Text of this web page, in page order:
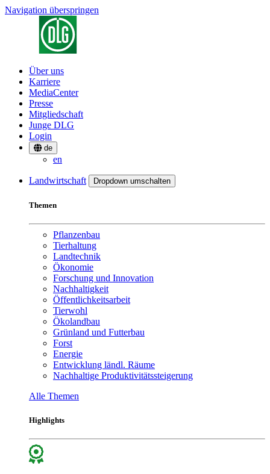
Navigation überspringen
Über uns
Karriere
MediaCenter
Presse
Mitgliedschaft
Junge DLG
Login
de
en
Landwirtschaft Dropdown umschalten
Themen
Pflanzenbau
Tierhaltung
Landtechnik
Ökonomie
Forschung und Innovation
Nachhaltigkeit
Öffentlichkeitsarbeit
Tierwohl
Ökolandbau
Grünland und Futterbau
Forst
Energie
Entwicklung ländl. Räume
Nachhaltige Produktivitätssteigerung
Alle Themen
Highlights